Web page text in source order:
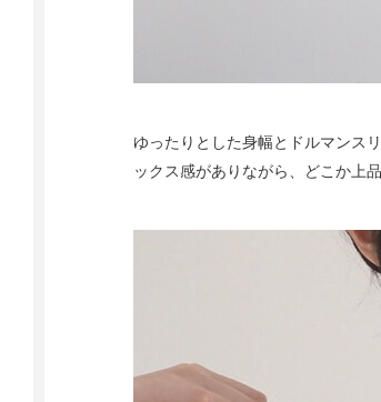
ゆったりとした身幅とドルマンス
ックス感がありながら、どこか上